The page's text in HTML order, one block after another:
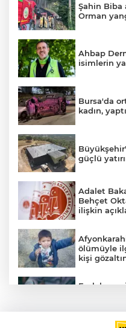
Şahin Biba
Orman
Ahbap
isimlerin
Bursa'da
kadın,
güçlü
Adalet
Behçet
ilişkin
ölümüyle
kişi
Emlak